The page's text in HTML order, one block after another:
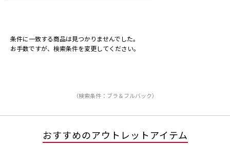
条件に一致する商品は見つかりませんでした。
お手数ですが、検索条件を変更してください。
（検索条件：ブラ＆フルバック）
おすすめのアウトレットアイテム